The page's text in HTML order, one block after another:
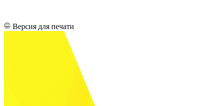
Версия для печати